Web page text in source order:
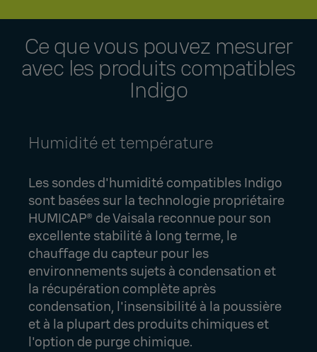
Ce que vous pouvez mesurer
avec les produits compatibles
Indigo
Humidité et température
Les sondes d'humidité compatibles Indigo
sont basées sur la technologie propriétaire
HUMICAP® de Vaisala reconnue pour son
excellente stabilité à long terme, le
chauffage du capteur pour les
environnements sujets à condensation et
la récupération complète après
condensation, l'insensibilité à la poussière
et à la plupart des produits chimiques et
l'option de purge chimique.